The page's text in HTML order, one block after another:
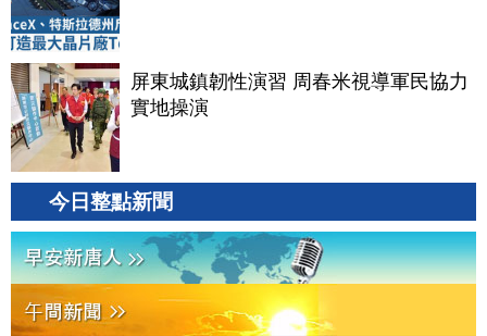
屏東城鎮韌性演習 周春米視導軍民協力
實地操演
今日整點新聞